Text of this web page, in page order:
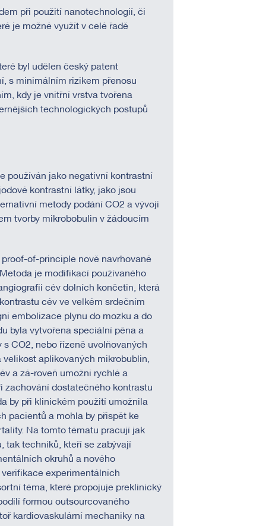
při použití nanotechnologií, či
je možné využít v celé řadě
byl udělen český patent
s minimálním rizikem přenosu
kdy je vnitřní vrstva tvořena
technologických postupů
používán jako negativní kontrastní
kontrastní látky, jako jsou
metody podání CO2 a vývoji
tvorby mikrobobulin v žádoucím
of-principle nově navrhované
je modifikací používaného
cév dolních končetin, která
cév ve velkém srdečním
embolizace plynu do mozku a do
byla vytvořena speciální pěna a
CO2, nebo řízeně uvolňovaných
velikost aplikovaných mikrobublin,
a zá-roveň umožní rychlé a
zachování dostatečného kontrastu
by při klinickém použití umožnila
pacientů a mohla by přispět ke
Na tomto tématu pracují jak
tak techniků, kteří se zabývají
okruhů a nového
experimentálních
téma, které propojuje preklinický
formou outsourcovaného
kardiovaskulární mechaniky na